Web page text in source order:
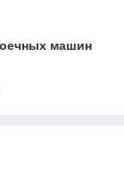
машин